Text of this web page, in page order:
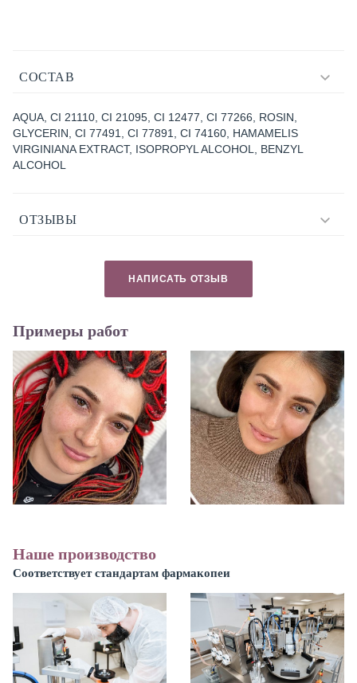
СОСТАВ
AQUA, CI 21110, CI 21095, CI 12477, CI 77266, ROSIN,
GLYCERIN, CI 77491, CI 77891, CI 74160, HAMAMELIS
VIRGINIANA EXTRACT, ISOPROPYL ALCOHOL, BENZYL
ALCOHOL
ОТЗЫВЫ
НАПИСАТЬ ОТЗЫВ
Примеры работ
Наше производство
Соответствует стандартам фармакопеи